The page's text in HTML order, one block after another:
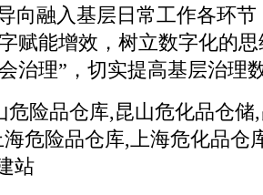
向融入基层日常工作各环
能增效，树立数字化的
理”，切实提高基层治理